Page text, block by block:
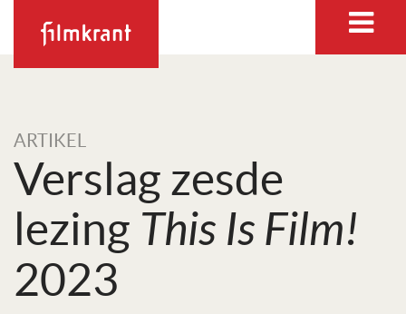
ARTIKEL
Verslag zesde
lezing This Is Film!
2023